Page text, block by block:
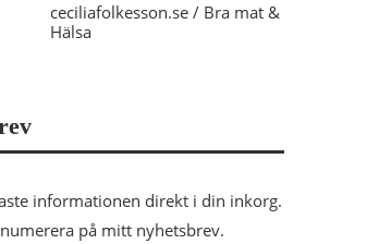
ceciliafolkesson.se / Bra mat &
Hälsa
informationen direkt i din inkorg.
på mitt nyhetsbrev.